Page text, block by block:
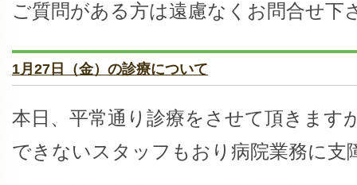
ご質問がある方は遠慮なくお問合せ下
1月27日（金）の診療について
本日、平常通り診療をさせて頂きます
できないスタッフもおり病院業務に支